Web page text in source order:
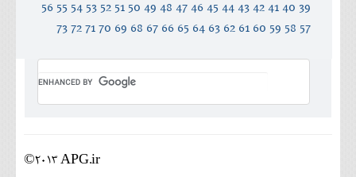
39
40
41
42
43
44
45
46
47
48
49
50
51
52
53
54
55
56
57
58
59
60
61
62
63
64
65
66
67
68
69
70
71
72
73
©2013 APG.ir